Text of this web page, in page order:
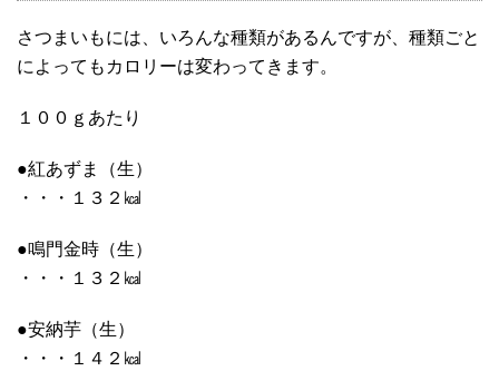
さつまいもには、いろんな種類があるんですが、種類ごと
によってもカロリーは変わってきます。
１００ｇあたり
●紅あずま（生）
・・・１３２㎉
●鳴門金時（生）
・・・１３２㎉
●安納芋（生）
・・・１４２㎉